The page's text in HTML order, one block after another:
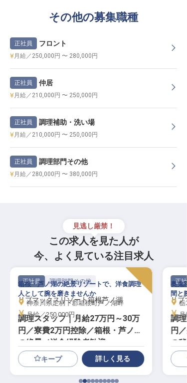
その他の募集職種
正社員 フロント
月給／250,000円 〜 280,000円
正社員 仲居
月給／210,000円 〜 250,000円
正社員 調理補助・洗い場
月給／210,000円 〜 250,000円
正社員 調理部門その他
月給／280,000円 〜 380,000円
見逃し厳禁！
この求人を見た人が
今、よく見ている注目求人
正社員 調理部門その他
リブマックスリゾート箱根芦ノ湖
調理スタッフ｜月給27万円～30万
円／寮費2万円控除／箱根・芦ノ湖
の絶景／洋食経験者歓迎
箱根・芦ノ湖の絶景リゾートで、洋食調理
人として腕を磨きませんか
神奈川県足柄下郡箱根町芦ノ湖畔
月給／250,000円～
キープ 詳しく見る
正社
リブ
調
円
の
奥鬼
間と
栃
月